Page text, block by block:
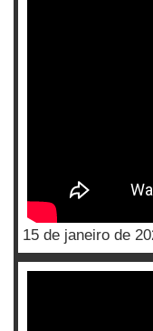
15 de janeiro de